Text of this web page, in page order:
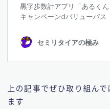
上の記事でぜひ取り組ん
ます